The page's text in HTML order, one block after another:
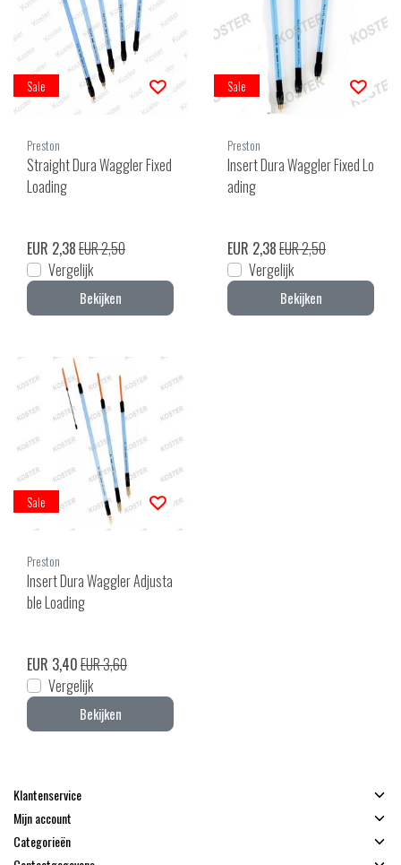
Sale
Preston
Straight Dura Waggler Fixed
Loading
EUR 2,38EUR 2,50
Vergelijk
Bekijken
Sale
Preston
Insert Dura Waggler Fixed Lo
ading
EUR 2,38EUR 2,50
Vergelijk
Bekijken
Sale
Preston
Insert Dura Waggler Adjusta
ble Loading
EUR 3,40EUR 3,60
Vergelijk
Bekijken
Klantenservice
Mijn account
Categorieën